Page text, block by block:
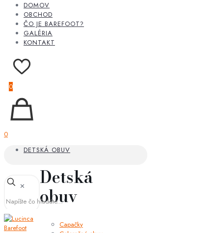
DOMOV
OBCHOD
ČO JE BAREFOOT?
GALÉRIA
KONTAKT
0
0
DETSKÁ OBUV
Detská
obuv
Capačky
✕